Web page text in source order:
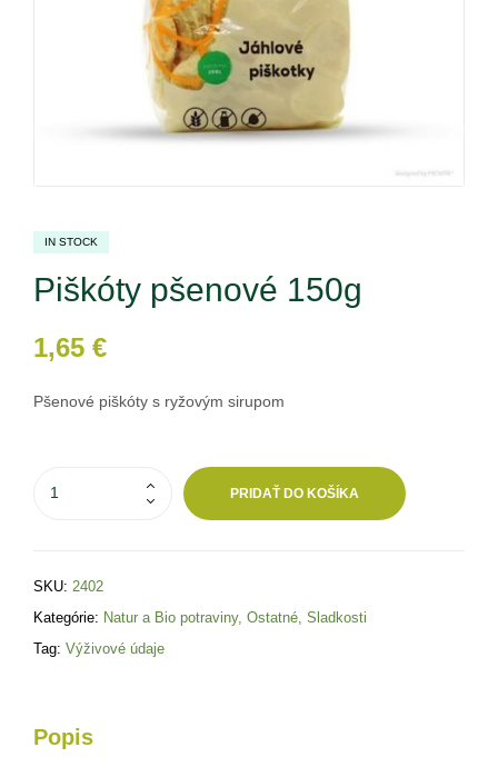
IN STOCK
Piškóty pšenové 150g
1,65 €
Pšenové piškóty s ryžovým sirupom
PRIDAŤ DO KOŠÍKA
SKU: 2402
Kategórie: Natur a Bio potraviny, Ostatné Sladkosti
Tag: Výživové údaje
Popis